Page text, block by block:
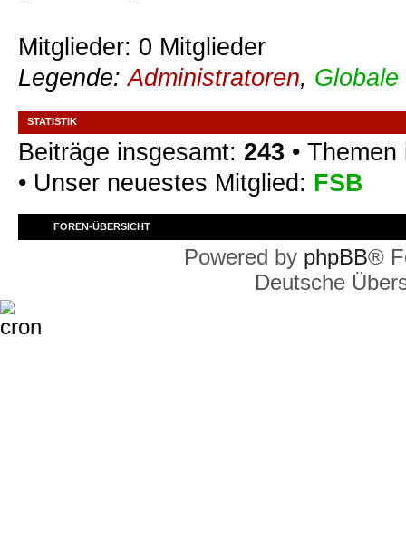
Mitglieder: 0 Mitglieder
Legende:Administratoren,
STATISTIK
Beiträge insgesamt: 243 •
• Unser neuestes Mitglied: FSB
FOREN-ÜBERSICHT
Powered by phpBB®
Deutsche